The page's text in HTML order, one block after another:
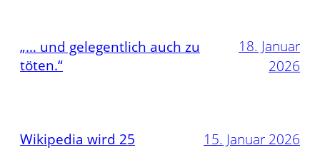
„… und gelegentlich auch zu
töten.“
18. Januar
2026
Wikipedia wird 25 15. Januar 2026